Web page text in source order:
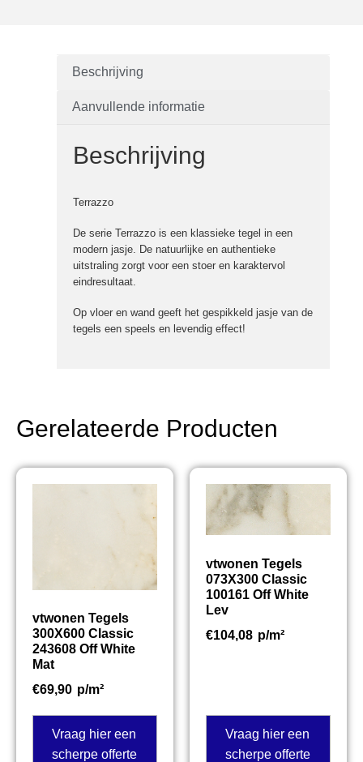
Beschrijving
Aanvullende informatie
Beschrijving
Terrazzo
De serie Terrazzo is een klassieke tegel in een
modern jasje. De natuurlijke en authentieke
uitstraling zorgt voor een stoer en karaktervol
eindresultaat.
Op vloer en wand geeft het gespikkeld jasje van de
tegels een speels en levendig effect!
Gerelateerde Producten
vtwonen Tegels
300X600 Classic
243608 Off White
Mat
€69,90 p/m²
Vraag hier een
scherpe offerte
vtwonen Tegels
073X300 Classic
100161 Off White
Lev
€104,08 p/m²
Vraag hier een
scherpe offerte